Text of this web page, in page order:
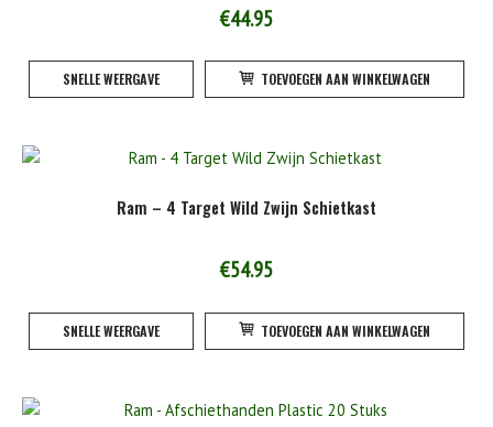
€44.95
SNELLE WEERGAVE TOEVOEGEN AAN WINKELWAGEN
Ram – 4 Target Wild Zwijn Schietkast
€54.95
SNELLE WEERGAVE TOEVOEGEN AAN WINKELWAGEN